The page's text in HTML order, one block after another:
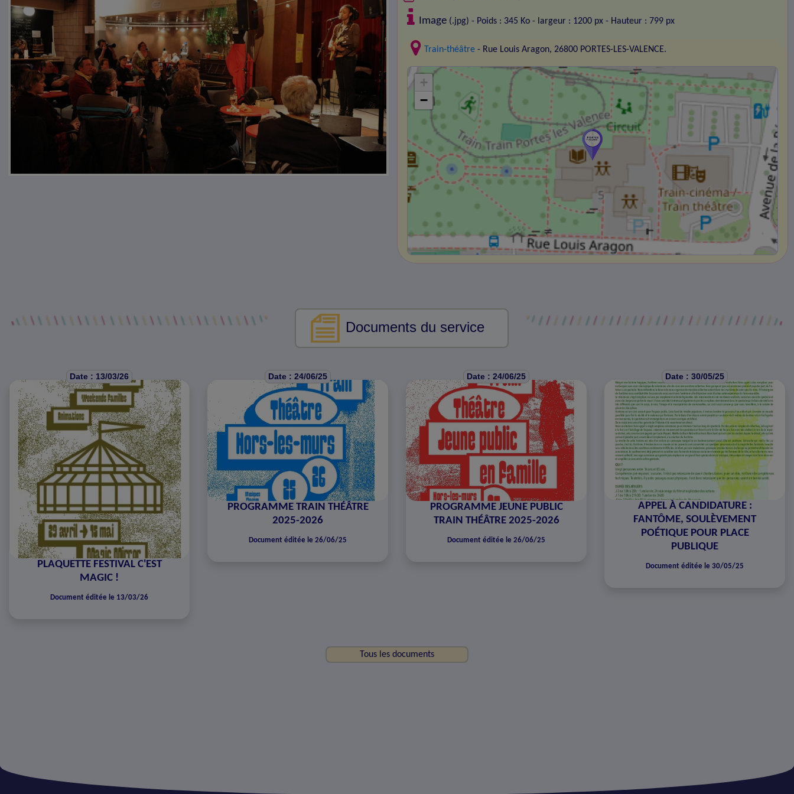
Image (.jpg) - Poids : 345 Ko - largeur : 1200 px - Hauteur : 799 px
Train-théâtre - Rue Louis Aragon, 26800 PORTES-LES-VALENCE.
+
−
Documents du service
Date : 13/03/26
PLAQUETTE FESTIVAL C'EST
MAGIC !
Document éditée le 13/03/26
Date : 24/06/25
PROGRAMME TRAIN THÉÂTRE
2025-2026
Document éditée le 26/06/25
Date : 24/06/25
PROGRAMME JEUNE PUBLIC
TRAIN THÉÂTRE 2025-2026
Document éditée le 26/06/25
Date : 30/05/25
APPEL À CANDIDATURE :
FANTÔME, SOULÈVEMENT
POÉTIQUE POUR PLACE
PUBLIQUE
Document éditée le 30/05/25
Tous les documents